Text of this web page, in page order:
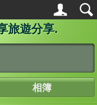
旅遊分享.
相簿